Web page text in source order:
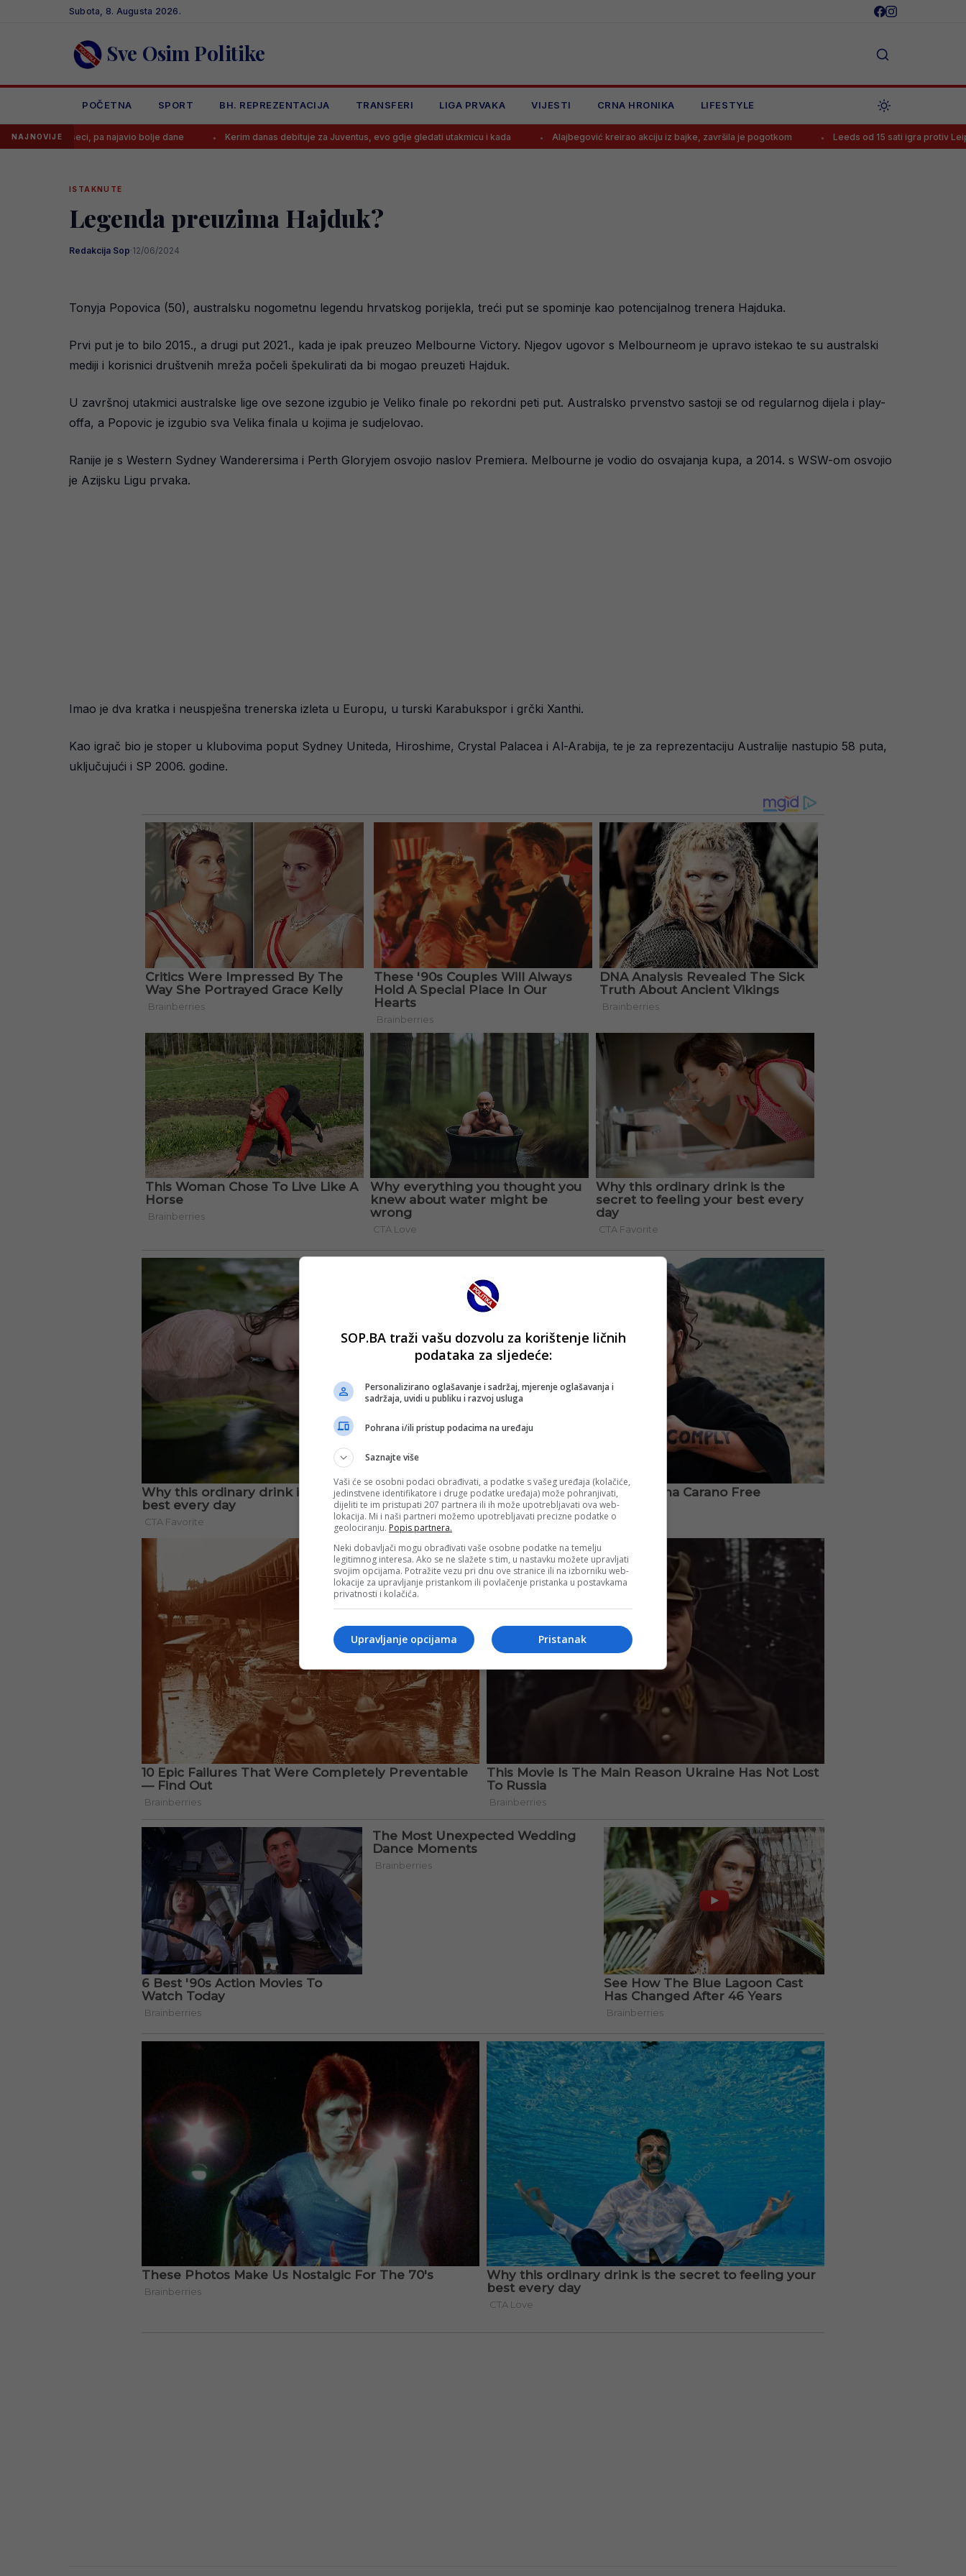
Subota, 8. Augusta 2026.
Sve Osim Politike
POČETNA SPORT BH. REPREZENTACIJA TRANSFERI LIGA PRVAKA VIJESTI CRNA HRONIKA LIFESTYLE
NAJNOVIJE
pa najavio bolje dane Kerim danas debituje za Juventus, evo gdje gledati utakmicu i kada Alajbegović kreirao akciju iz bajke, završila je pogotkom Leeds od 15 sati igra protiv Leipziga, poznat
ISTAKNUTE
Legenda preuzima Hajduk?
Redakcija Sop·12/06/2024
Tonyja Popovica (50), australsku nogometnu legendu hrvatskog porijekla, treći put se spominje kao potencijalnog trenera Hajduka.
Prvi put je to bilo 2015., a drugi put 2021., kada je ipak preuzeo Melbourne Victory. Njegov ugovor s Melbourneom je upravo istekao te su australski
mediji i korisnici društvenih mreža počeli špekulirati da bi mogao preuzeti Hajduk.
U završnoj utakmici australske lige ove sezone izgubio je Veliko finale po rekordni peti put. Australsko prvenstvo sastoji se od regularnog dijela i play-
offa, a Popovic je izgubio sva Velika finala u kojima je sudjelovao.
Ranije je s Western Sydney Wanderersima i Perth Gloryjem osvojio naslov Premiera. Melbourne je vodio do osvajanja kupa, a 2014. s WSW-om osvojio
je Azijsku Ligu prvaka.
Imao je dva kratka i neuspješna trenerska izleta u Europu, u turski Karabukspor i grčki Xanthi.
Kao igrač bio je stoper u klubovima poput Sydney Uniteda, Hiroshime, Crystal Palacea i Al-Arabija, te je za reprezentaciju Australije nastupio 58 puta,
uključujući i SP 2006. godine.
SOP.BA traži vašu dozvolu za korištenje ličnih
podataka za sljedeće:
Personalizirano oglašavanje i sadržaj, mjerenje oglašavanja i
sadržaja, uvidi u publiku i razvoj usluga
Pohrana i/ili pristup podacima na uređaju
Saznajte više
Vaši će se osobni podaci obrađivati, a podatke s vašeg uređaja (kolačiće,
jedinstvene identifikatore i druge podatke uređaja) može pohranjivati,
dijeliti te im pristupati 207 partnera ili ih može upotrebljavati ova web-
lokacija. Mi i naši partneri možemo upotrebljavati precizne podatke o
geolociranju. Popis partnera.
Neki dobavljači mogu obrađivati vaše osobne podatke na temelju
legitimnog interesa. Ako se ne slažete s tim, u nastavku možete upravljati
svojim opcijama. Potražite vezu pri dnu ove stranice ili na izborniku web-
lokacije za upravljanje pristankom ili povlačenje pristanka u postavkama
privatnosti i kolačića.
Pristanak
Upravljanje opcijama